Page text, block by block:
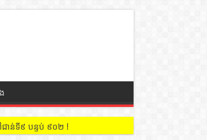
តនគិរី ឆ្លងទៅវៀតណាមតាមច្រករបៀង ភុឡំ ស្រុកអូរយ៉ាដាវ